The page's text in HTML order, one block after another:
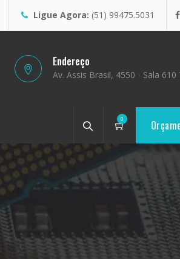
Ligue Agora: (51) 99475.5031
Endereço
Av. Assis Brasil, 4550 - Sala 610
0